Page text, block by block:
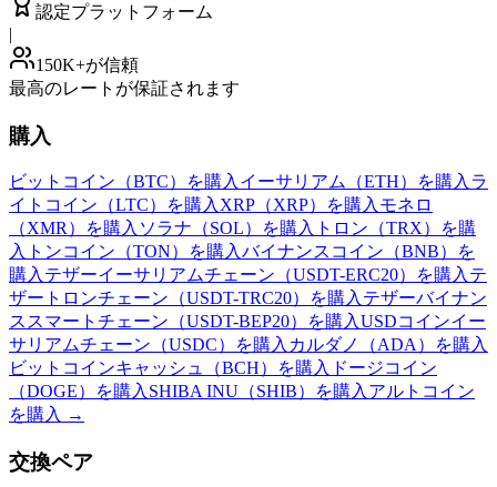
認定プラットフォーム
|
150K+が信頼
最高のレートが保証されます
購入
ビットコイン（BTC）を購入 イーサリアム（ETH）を購入 ラ
イトコイン（LTC）を購入 XRP（XRP）を購入 モネロ
（XMR）を購入 ソラナ（SOL）を購入 トロン（TRX）を購
入 トンコイン（TON）を購入バイナンスコイン（BNB）を
購入 テザーイーサリアムチェーン（USDT-ERC20）を購入 テ
ザートロンチェーン（USDT-TRC20）を購入 テザーバイナン
ススマートチェーン（USDT-BEP20）を購入USDコインイー
サリアムチェーン（USDC）を購入 カルダノ（ADA）を購入
ビットコインキャッシュ（BCH）を購入 ドージコイン
（DOGE）を購入 SHIBA INU（SHIB）を購入 アルトコイン
を購入 →
交換ペア